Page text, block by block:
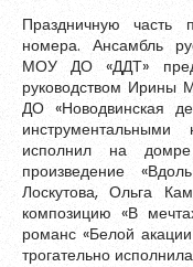
Праздничную часть
номера. Ансамбль
МОУ ДО «ДДТ»
руководством Ирины
ДО «Новодвинская
исполнил на
произведение
Лоскутова, Ольга
композицию «В
романс «Белой
трогательно